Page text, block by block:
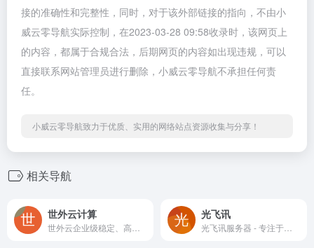
接的准确性和完整性，同时，对于该外部链接的指向，不由小
威云零导航实际控制，在2023-03-28 09:58收录时，该网页上
的内容，都属于合规合法，后期网页的内容如出现违规，可以
直接联系网站管理员进行删除，小威云零导航不承担任何责
任。
小威云零导航致力于优质、实用的网络站点资源收集与分享！
相关导航
世外云计算 光飞讯